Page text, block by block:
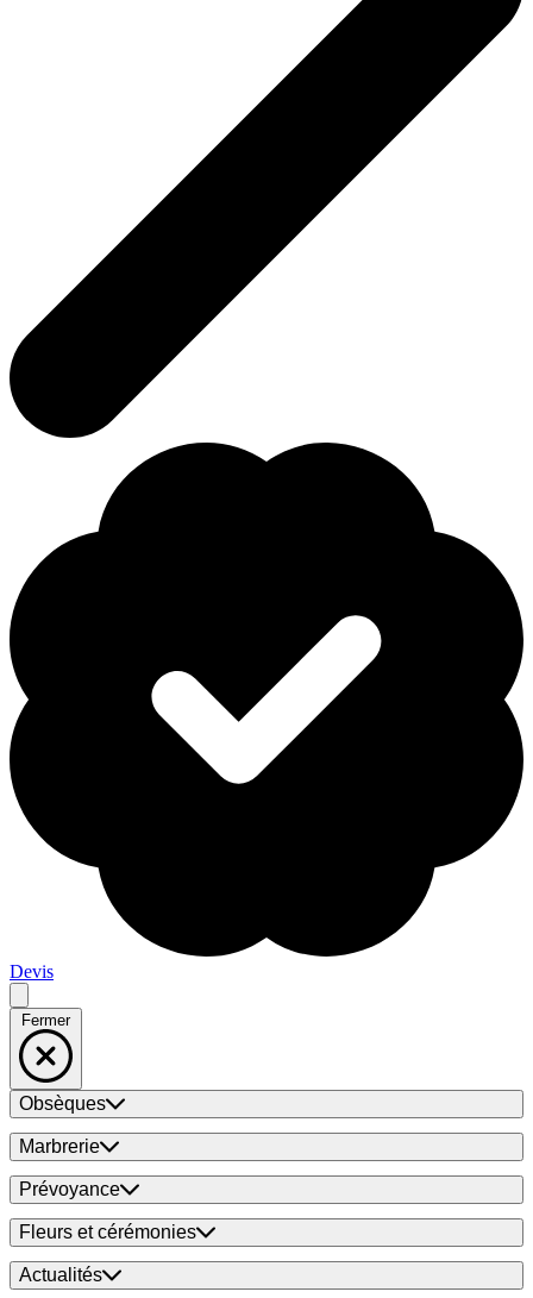
Devis
Fermer
Obsèques
Marbrerie
Prévoyance
Fleurs et cérémonies
Actualités